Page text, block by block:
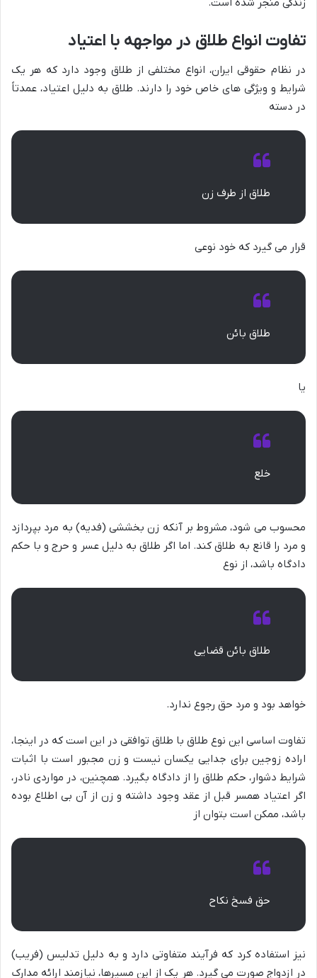
زندگی منجر شده است.
تفاوت انواع طلاق در مواجهه با اعتیاد
در نظام حقوقی ایران، انواع مختلفی از طلاق وجود دارد که هر یک
شرایط و ویژگی های خاص خود را دارند. طلاق به دلیل اعتیاد، عمدتاً
در دسته
طلاق از طرف زن
قرار می گیرد که خود نوعی
طلاق بائن
یا
خلع
محسوب می شود، مشروط بر آنکه زن بخششی (فدیه) به مرد بپردازد
و مرد را قانع به طلاق کند. اما اگر طلاق به دلیل عسر و حرج و با حکم
دادگاه باشد، از نوع
طلاق بائن قضایی
خواهد بود و مرد حق رجوع ندارد.
تفاوت اساسی این نوع طلاق با طلاق توافقی در این است که در اینجا،
اراده زوجین برای جدایی یکسان نیست و زن مجبور است با اثبات
شرایط دشوار، حکم طلاق را از دادگاه بگیرد. همچنین، در مواردی نادر،
اگر اعتیاد همسر قبل از عقد وجود داشته و زن از آن بی اطلاع بوده
باشد، ممکن است بتوان از
حق فسخ نکاح
نیز استفاده کرد که فرآیند متفاوتی دارد و به دلیل تدلیس (فریب)
در ازدواج صورت می گیرد. هر یک از این مسیرها، نیازمند ارائه مدارک